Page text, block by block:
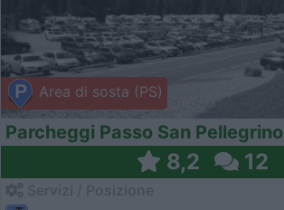
Area di sosta (PS)
Parcheggi Passo San Pellegrino
8,2 12